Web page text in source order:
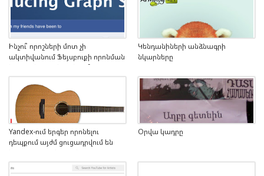
Ինչու՞ որոշների մոտ չի
ակտիվանում Ֆեյսբուքի որոնման
նոր ֆունկցիան և ինչպե՞ս
ակտիվացնել
Կենդանիների անձնագրի
նկարները
Yandex-ում երգեր որոնելու
դեպքում այժմ ցուցադրվում են
Օրվա կադրը